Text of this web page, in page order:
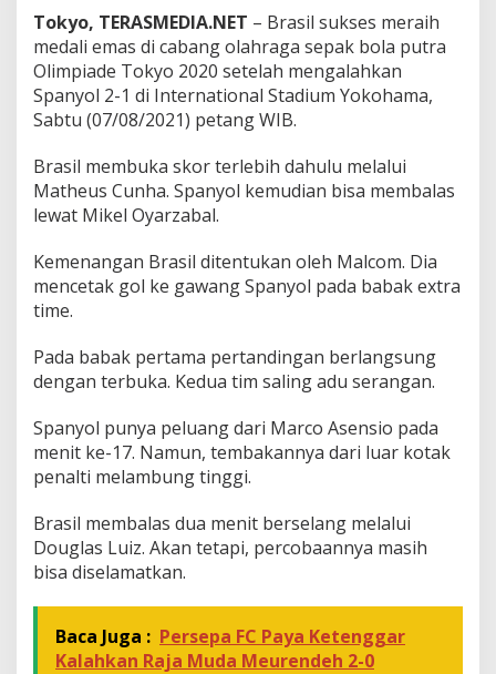
i
l
R
a
i
h
E
a
s
S
e
T
e
k
k
S
p
a
y
o
l
-
1
Tokyo, TERASMEDIA.NET – Brasil sukses meraih
medali emas di cabang olahraga sepak bola putra
Olimpiade Tokyo 2020 setelah mengalahkan
Spanyol 2-1 di International Stadium Yokohama,
Sabtu (07/08/2021) petang WIB.
Brasil membuka skor terlebih dahulu melalui
Matheus Cunha. Spanyol kemudian bisa membalas
lewat Mikel Oyarzabal.
Kemenangan Brasil ditentukan oleh Malcom. Dia
mencetak gol ke gawang Spanyol pada babak extra
time.
Pada babak pertama pertandingan berlangsung
dengan terbuka. Kedua tim saling adu serangan.
Spanyol punya peluang dari Marco Asensio pada
menit ke-17. Namun, tembakannya dari luar kotak
penalti melambung tinggi.
Brasil membalas dua menit berselang melalui
Douglas Luiz. Akan tetapi, percobaannya masih
bisa diselamatkan.
Baca Juga : Persepa FC Paya Ketenggar
Kalahkan Raja Muda Meurendeh 2-0